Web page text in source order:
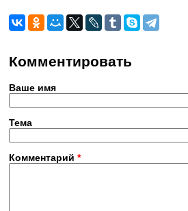
Комментировать
Ваше имя
Тема
Комментарий *